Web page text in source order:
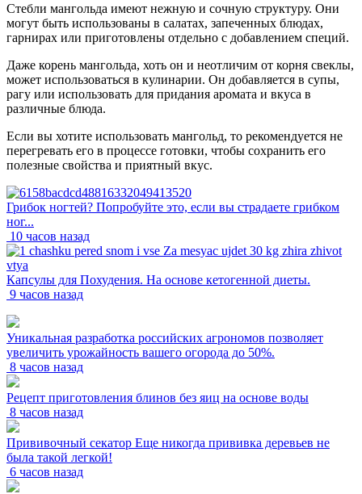
Стебли мангольда имеют нежную и сочную структуру. Они
могут быть использованы в салатах, запеченных блюдах,
гарнирах или приготовлены отдельно с добавлением специй.
Даже корень мангольда, хоть он и неотличим от корня свеклы,
может использоваться в кулинарии. Он добавляется в супы,
рагу или использовать для придания аромата и вкуса в
различные блюда.
Если вы хотите использовать мангольд, то рекомендуется не
перегревать его в процессе готовки, чтобы сохранить его
полезные свойства и приятный вкус.
Грибок ногтей? Попробуйте это, если вы страдаете грибком
ног...
10 часов назад
Капсулы для Похудения. На основе кетогенной диеты.
9 часов назад
Уникальная разработка российских агрономов позволяет
увеличить урожайность вашего огорода до 50%.
8 часов назад
Рецепт приготовления блинов без яиц на основе воды
8 часов назад
Прививочный секатор Еще никогда прививка деревьев не
была такой легкой!
6 часов назад